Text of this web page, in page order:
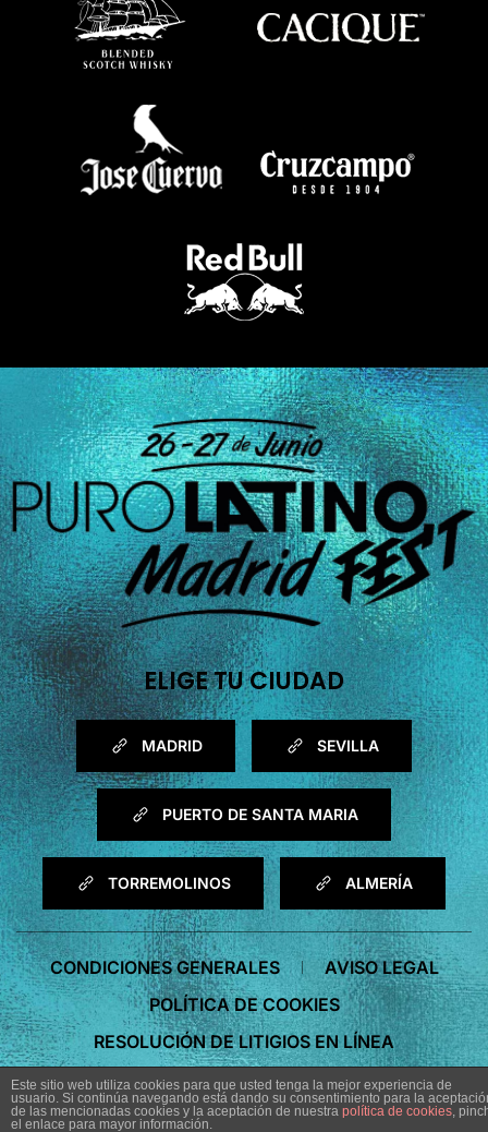
ELIGE TU CIUDAD
MADRID SEVILLA
PUERTO DE SANTA MARIA
TORREMOLINOS ALMERÍA
CONDICIONES GENERALES
AVISO LEGAL
POLÍTICA DE COOKIES
RESOLUCIÓN DE LITIGIOS EN LÍNEA
Este sitio web utiliza cookies para que usted tenga la mejor experiencia de
usuario. Si continúa navegando está dando su consentimiento para la
de las mencionadas cookies y la aceptación de nuestra política de cookies,
el enlace para mayor información.